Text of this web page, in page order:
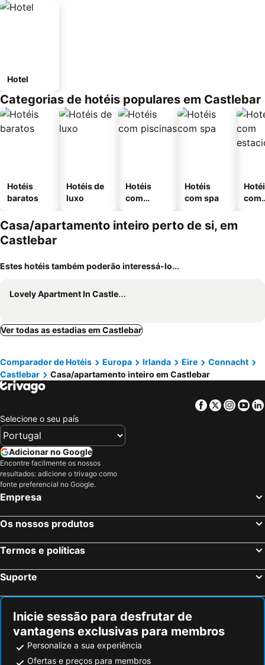
Hotel
Categorias de hotéis populares em Castlebar
Hotéis
baratos
Hotéis de
luxo
Hotéis
com
Hotéis
com spa
com
Casa/apartamento inteiro perto de si, em
Castlebar
Estes hotéis também poderão interessá-lo...
Lovely Apartment In Castlebar
Ver todas as estadias em Castlebar
Comparador de Hotéis Europa Irlanda Eire
Connacht
Castlebar
Casa/apartamento inteiro em Castlebar
Facebook
Twitter
Selecione o seu país
Adicionar no Google
Encontre facilmente os nossos
resultados: adicione o trivago como
fonte preferencial no Google.
Empresa
Os nossos produtos
Termos e políticas
Suporte
Inicie sessão para desfrutar de
vantagens exclusivas para membros
Personalize a sua experiência
Ofertas e preços para membros